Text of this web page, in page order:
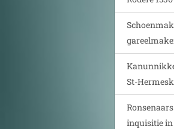
St-
inquisitie